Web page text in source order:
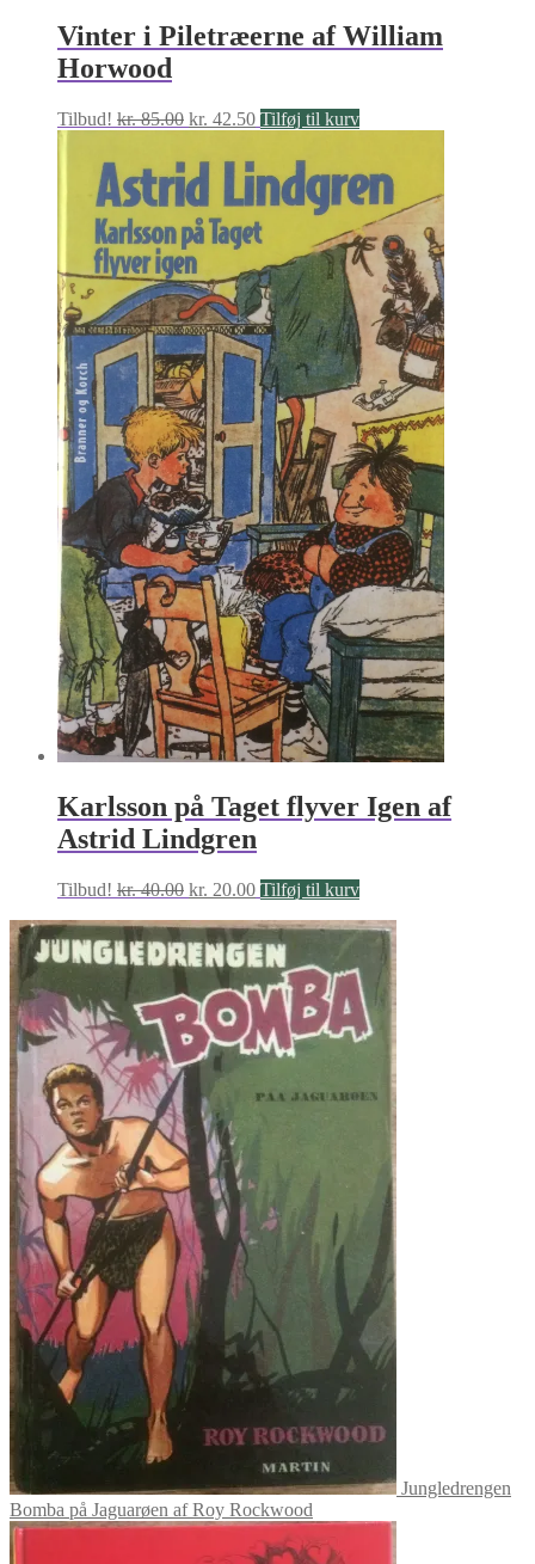
Vinter i Piletræerne af William
Horwood
Tilbud! kr.85.00 Den
pris
var:
kr. 85.00.
kr. 42.50Den
er:
kr. 42.50.
Tilføj til kurv
Karlsson på Taget flyver Igen af
Astrid Lindgren
Tilbud! kr.40.00 Den
pris
var:
kr. 40.00.
kr. 20.00Den
pris
er:
kr. 20.00.
Tilføj til kurv
Jungledrengen
Bomba på Jaguarøen af Roy Rockwood